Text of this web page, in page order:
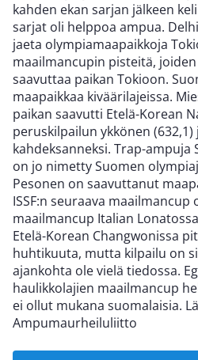
kahden ekan sarjan jälkeen
sarjat oli helppoa ampua.
jaeta olympiamaapaikkoja
maailmancupin pisteitä,
saavuttaa paikan Tokioon.
maapaikkaa kiväärilajeissa.
paikan saavutti Etelä-Korean
peruskilpailun ykkönen
kahdeksanneksi. Trap-ampuja
on jo nimetty Suomen
Pesonen on saavuttanut
ISSF:n seuraava maailmancup
maailmancup Italian
Etelä-Korean Changwonissa
huhtikuuta, mutta kilpailu on
ajankohta ole vielä tiedossa.
haulikkolajien maailmancup
ei ollut mukana suomalaisia.
Ampumaurheiluliitto